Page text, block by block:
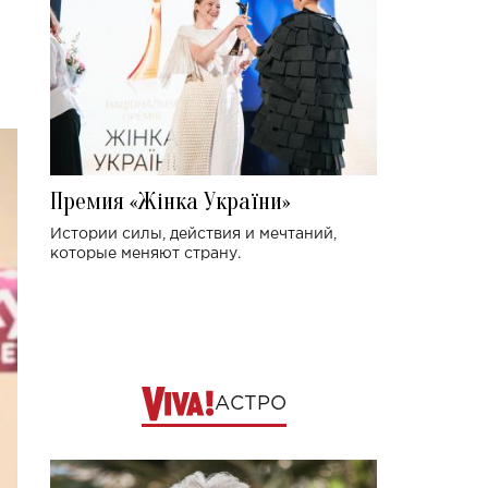
Премия «Жінка України»
Истории силы, действия и мечтаний,
которые меняют страну.
АСТРО